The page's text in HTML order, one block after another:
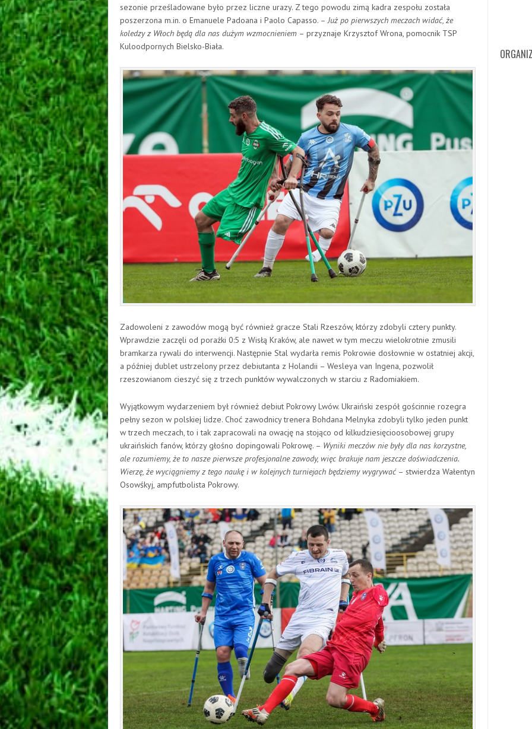
sezonie prześladowane było przez liczne urazy. Z tego powodu zimą kadra zespołu została
poszerzona m.in. o Emanuele Padoana i Paolo Capasso. –Już po pierwszych meczach widać, że
koledzy z Włoch będą dla nas dużym wzmocnieniem – przyznaje Krzysztof Wrona, pomocnik TSP
Kuloodpornych Bielsko-Biała.
Zadowoleni z zawodów mogą być również gracze Stali Rzeszów, którzy zdobyli cztery punkty.
Wprawdzie zaczęli od porażki 0:5 z Wisłą Kraków, ale nawet w tym meczu wielokrotnie zmusili
bramkarza rywali do interwencji. Następnie Stal wydarła remis Pokrowie dosłownie w ostatniej akcji,
a później dublet ustrzelony przez debiutanta z Holandii – Wesleya van Ingena, pozwolił
rzeszowianom cieszyć się z trzech punktów wywalczonych w starciu z Radomiakiem.
Wyjątkowym wydarzeniem był również debiut Pokrowy Lwów. Ukraiński zespół gościnnie rozegra
pełny sezon w polskiej lidze. Choć zawodnicy trenera Bohdana Melnyka zdobyli tylko jeden punkt
w trzech meczach, to i tak zapracowali na owację na stojąco od kilkudziesięcioosobowej grupy
ukraińskich fanów, którzy głośno dopingowali Pokrowę. – Wyniki meczów nie były dla nas korzystne,
ale rozumiemy, że to nasze pierwsze profesjonalne zawody, więc brakuje nam jeszcze doświadczenia.
Wierzę, że wyciągniemy z tego naukę i w kolejnych turniejach będziemy wygrywać– stwierdza Wałentyn
Osowśkyj, ampfutbolista Pokrowy.